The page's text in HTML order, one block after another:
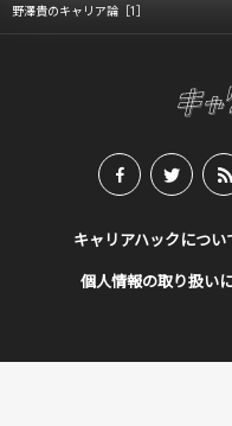
野澤貴のキャリア論［1］
キャリアハックについ
個人情報の取り扱い